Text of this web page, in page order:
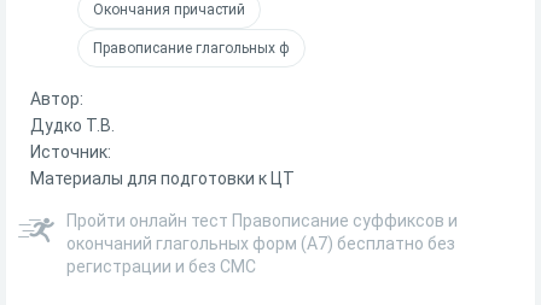
Окончания причастий
Правописание глагольных ф
Автор:
Дудко Т.В.
Источник:
Материалы для подготовки к ЦТ
Пройти онлайн тест Правописание суффиксов и
окончаний глагольных форм (А7) бесплатно без
регистрации и без СМС